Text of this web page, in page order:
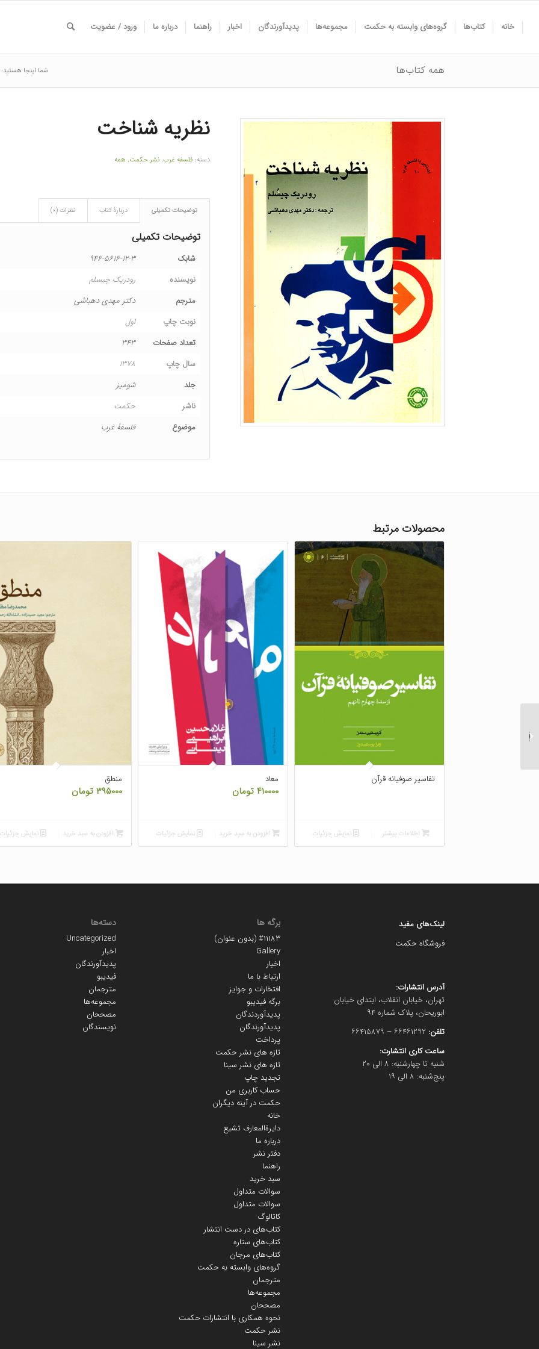
خانه کتاب‌ها گروه‌های وابسته به حکمت مجموعه‌ها پدیدآورندگان اخبار راهنما درباره ما ورود / عضویت
همه کتاب‌ها شما اینجا هستید:
نظریه شناخت
دسته: فلسفه غرب, نشر حکمت, همه
توضیحات تکمیلی دربارۀ کتاب نظرات (۰)
توضیحات تکمیلی
شابک
۹۴۶-۵۶۱۶-۱۲-۳
نویسنده
رودریک چیسلم
مترجم
دکتر مهدی دهباشی
نوبت چاپ
اول
تعداد صفحات
۳۴۳
سال چاپ
۱۳۷۸
جلد
شومیز
ناشر
حکمت
موضوع
فلسفۀ غرب
محصولات مرتبط
تفاسیر صوفیانه قرآن
اطلاعات بیشتر نمایش جزئیات
معاد
۴۱۰۰۰۰ تومان
افزودن به سبد خرید نمایش جزئیات
منطق
۳۹۵۰۰۰ تومان
افزودن به سبد خرید نمایش جزئیات
لینک‌های مفید
فروشگاه حکمت
آدرس انتشارات:
تهران، خیابان انقلاب، ابتدای خیابان
ابوریحان، پلاک شماره ۹۴
تلفن:
ساعت کاری انتشارت:
شنبه تا چهارشنبه: ۸ الی ۲۰
پنج‌شنبه: ۸ الی ۱۹
برگه ها
#۱۱۱۸۳ (بدون عنوان)
Gallery
اخبار
ارتباط با ما
افتخارات و جوایز
برگه فیدیبو
پدیدآوردندگان
پدیدآورندگان
پرداخت
تازه های نشر حکمت
تازه های نشر سینا
تجدید چاپ
حساب کاربری من
حکمت در آینه دیگران
خانه
دایرة‌المعارف تشیع
درباره ما
دفتر نشر
راهنما
سبد خرید
سوالات متداول
سوالات متداول
کاتالوگ
کتاب‌های در دست انتشار
کتاب‌های ستاره
کتاب‌های مرجان
گروه‌های وابسته به حکمت
مترجمان
مجموعه‌ها
مصححان
نحوه همکاری با انتشارات حکمت
نشر حکمت
نشر سینا
دسته‌ها
Uncategorized
اخبار
پدیدآورندگان
فیدیبو
مترجمان
مجموعه‌ها
مصححان
نویسندگان